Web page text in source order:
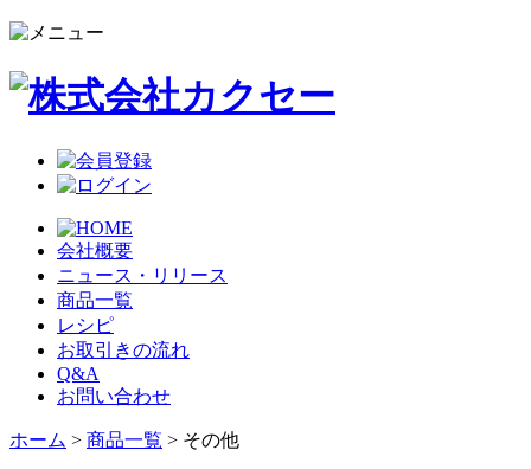
会社概要
ニュース・リリース
商品一覧
レシピ
お取引きの流れ
Q&A
お問い合わせ
ホーム > 商品一覧 > その他